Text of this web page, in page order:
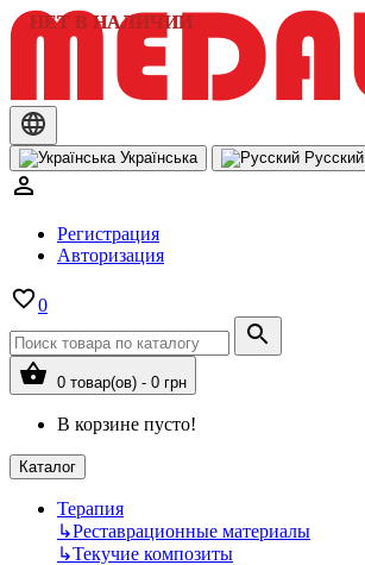
Українська Русский
Регистрация
Авторизация
0
0 товар(ов) - 0 грн
В корзине пусто!
Каталог
Терапия
↳Реставрационные материалы
↳Текучие композиты
НЕТ В НАЛИЧИИ
НЕТ В НАЛИЧИИ